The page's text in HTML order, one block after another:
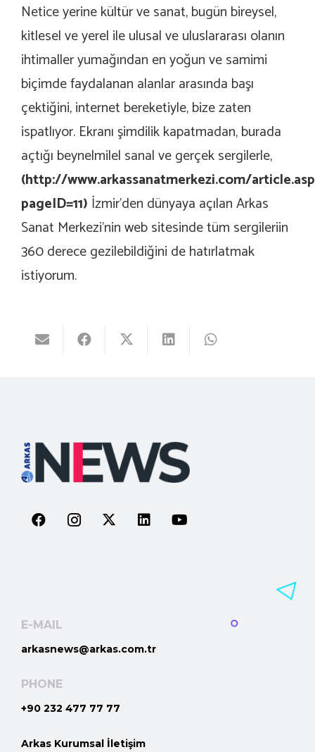
Netice yerine kültür ve sanat, bugün bireysel,
kitlesel ve yerel ile ulusal ve uluslararası olanın
ihtimaller yumağından en yoğun ve samimi
biçimde faydalanan alanlar arasında başı
çektiğini, internet bereketiyle, bize zaten
ispatlıyor. Ekranı şimdilik kapatmadan, burada
açtığı beynelmilel sanal ve gerçek sergilerle,
(http://www.arkassanatmerkezi.com/
pageID=11) İzmir’den dünyaya açılan Arkas
Sanat Merkezi’nin web sitesinde tüm sergileriin
360 derece gezilebildiğini de hatırlatmak
istiyorum.
E-MAIL
arkasnews@arkas.com.tr
PHONE
+90 232 477 77 77
Arkas Kurumsal İletişim